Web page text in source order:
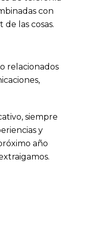
con
las cosas.
relacionados
siempre
y
año